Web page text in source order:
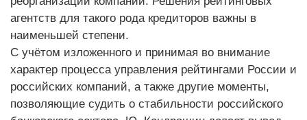
агентств для такого рода кредиторов важны в
наименьшей степени.
С учётом изложенного и принимая во внимание
характер процесса управления рейтингами России и
российских компаний, а также другие моменты,
позволяющие судить о стабильности российского